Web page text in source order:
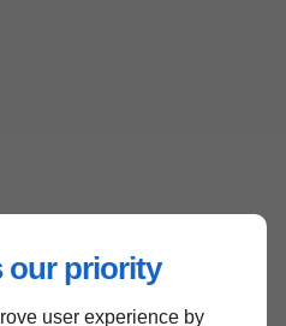
our priority
user experience by